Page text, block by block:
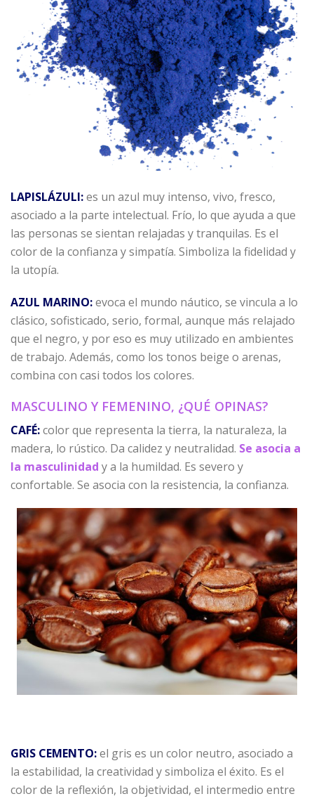
LAPISLÁZULI:es un azul muy intenso, vivo, fresco,
asociado a la parte intelectual. Frío, lo que ayuda a que
las personas se sientan relajadas y tranquilas. Es el
color de la confianza y simpatía. Simboliza la fidelidad y
la utopía.
AZUL MARINO:evoca el mundo náutico, se vincula a lo
clásico, sofisticado, serio, formal, aunque más relajado
que el negro, y por eso es muy utilizado en ambientes
de trabajo. Además, como los tonos beige o arenas,
combina con casi todos los colores.
MASCULINO Y FEMENINO, ¿QUÉ OPINAS?
CAFÉ:color que representa la tierra, la naturaleza, la
madera, lo rústico. Da calidez y neutralidad. Se asocia a
la masculinidad y a la humildad. Es severo y
confortable. Se asocia con la resistencia, la confianza.
GRIS CEMENTO:el gris es un color neutro, asociado a
la estabilidad, la creatividad y simboliza el éxito. Es el
color de la reflexión, la objetividad, el intermedio entre